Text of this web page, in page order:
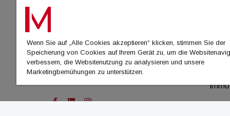
Wenn Sie auf „Alle Cookies akzeptieren“ klicken, stimmen Sie der
Speicherung von Cookies auf Ihrem Gerät zu, um die
verbessern, die Websitenutzung zu analysieren und unsere
Marketingbemühungen zu unterstützen.